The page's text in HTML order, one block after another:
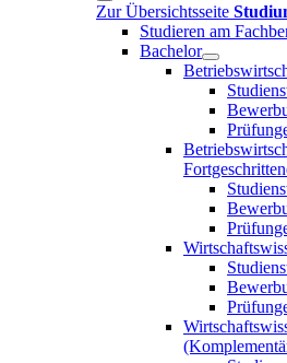
Zur Übersichtsseite
Studieren am
Bachelor